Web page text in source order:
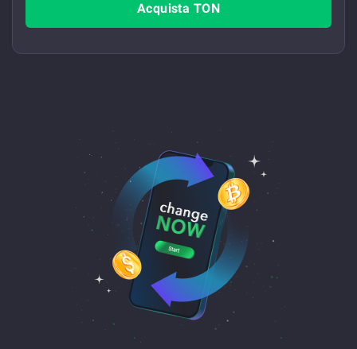
Acquista TON